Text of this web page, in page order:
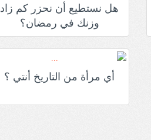
هل نستطيع أن نحزر كم زاد
وزنك في رمضان؟
أي مرأة من التاريخ أنتي ؟